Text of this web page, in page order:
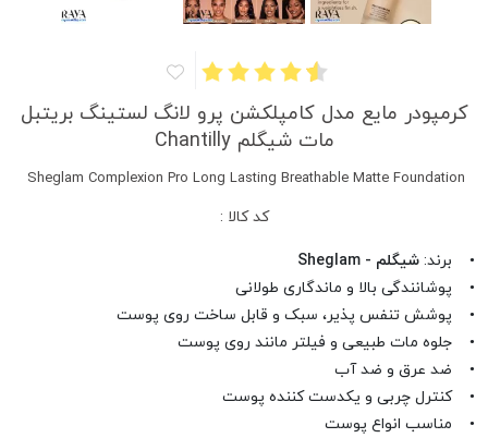
کرمپودر مایع مدل کامپلکشن پرو لانگ لستینگ بریتبل
مات شیگلم Chantilly
Sheglam Complexion Pro Long Lasting Breathable Matte Foundation
کد کالا :
• برند: شیگلم - Sheglam
• پوشانندگی بالا و ماندگاری طولانی
• پوشش تنفس پذیر، سبک و قابل ساخت روی پوست
• جلوه مات طبیعی و فیلتر مانند روی پوست
• ضد عرق و ضد آب
• کنترل چربی و یکدست کننده پوست
• مناسب انواع پوست